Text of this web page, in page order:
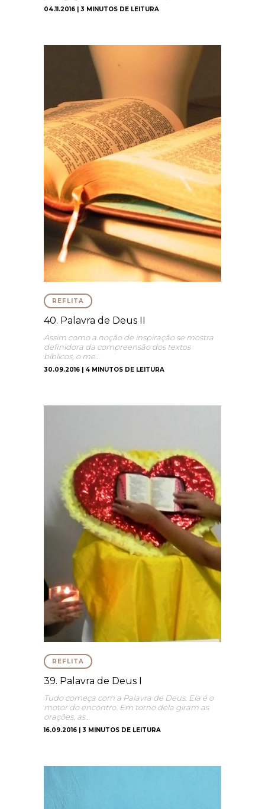
04.11.2016 | 3 MINUTOS DE LEITURA
REFLITA
40. Palavra de Deus II
Assim como a noção de inspiração se mostra
definidora da compreensão dos textos
bíblicos, o me…
30.09.2016 | 4 MINUTOS DE LEITURA
REFLITA
39. Palavra de Deus I
Tudo começa com a Palavra de Deus. Ela é o
motor do encontro. Em torno dela giram as
orações, as…
16.09.2016 | 3 MINUTOS DE LEITURA